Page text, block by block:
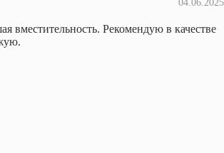
04.06.2025
вместительность. Рекомендую в качестве